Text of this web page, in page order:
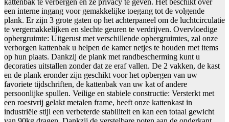
kattenbak te verbergen en ze privacy te geven. Het beschikt over
een interne ingang voor gemakkelijke toegang tot de volgende
plank. Er zijn 3 grote gaten op het achterpaneel om de luchtcirculatie
te vergemakkelijken en slechte geuren te verdrijven. Overvloedige
opbergruimte: Uitgerust met verschillende opbergruimtes, zal onze
verborgen kattenbak u helpen de kamer netjes te houden met items
op hun plaats. Dankzij de plank met randbescherming kunt u
decoraties uitstallen zonder dat ze eraf vallen. De 2 vakken, de kast
en de plank eronder zijn geschikt voor het opbergen van uw
favoriete tijdschriften, de kattenbak van uw kat of andere
persoonlijke spullen. Veilige en stabiele constructie: Versterkt met
een roestvrij gelakt metalen frame, heeft onze kattenkast in
industriële stijl een verbeterde stabiliteit en kan een totaal gewicht